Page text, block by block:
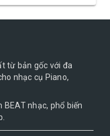
từ bản gốc với đa
nhạc cụ Piano,
nhạc, phổ biến